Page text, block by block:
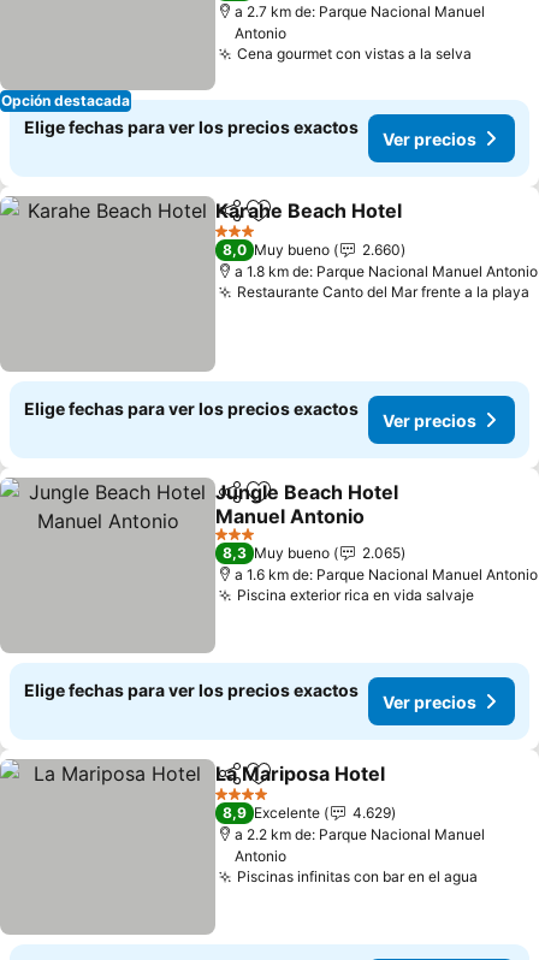
Opción destacada
a 2.7 km de: Parque Nacional Manuel
Antonio
Cena gourmet con vistas a la selva
Elige fechas para ver los precios exactos
Ver precios
CompartirAgregar a favoritos
Karahe Beach Hotel
3 Estrellas
8,0 Muy bueno
2.660
a 1.8 km de: Parque Nacional Manuel Antonio
Restaurante Canto del Mar frente a la playa
Elige fechas para ver los precios exactos
Ver precios
CompartirAgregar a favoritos
Jungle Beach Hotel
Manuel Antonio
Ver precios
3 Estrellas
8,3 Muy bueno
2.065
a 1.6 km de: Parque Nacional Manuel Antonio
Piscina exterior rica en vida salvajeVer
Elige fechas para ver los precios exactos
Ver precios
CompartirAgregar a favoritos
La Mariposa Hotel
4 Estrellas
8,9 Excelente
4.629
a 2.2 km de: Parque Nacional Manuel
Antonio
Piscinas infinitas con bar en el agua